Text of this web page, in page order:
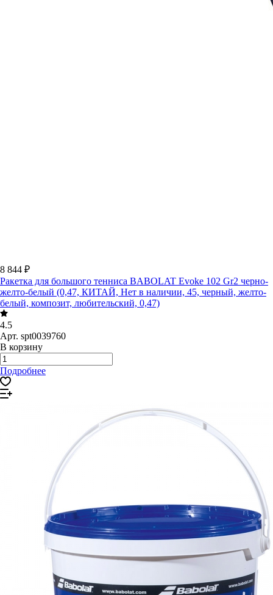
8 844 ₽
Ракетка для большого тенниса BABOLAT Evoke 102 Gr2 черно-
желто-белый (0,47, КИТАЙ, Нет в наличии, 45, черный, желто-
белый, композит, любительский, 0,47)
4.5
Арт. spt0039760
В корзину
Подробнее